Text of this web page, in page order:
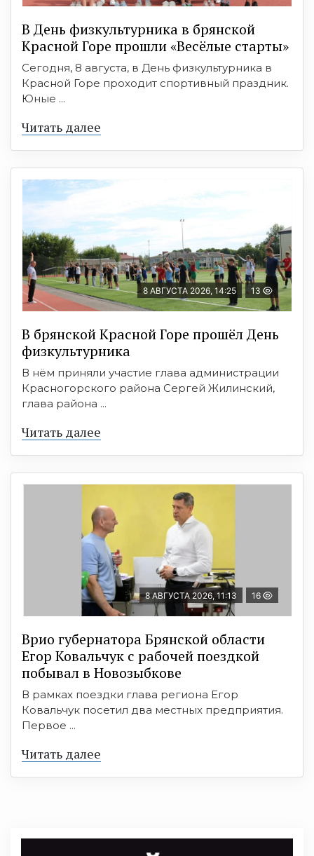
В День физкультурника в брянской
Красной Горе прошли «Весёлые старты»
Сегодня, 8 августа, в День физкультурника в
Красной Горе проходит спортивный праздник.
Юные ...
Читать далее
8 АВГУСТА 2026, 14:25 13
В брянской Красной Горе прошёл День
физкультурника
В нём приняли участие глава администрации
Красногорского района Сергей Жилинский,
глава района ...
Читать далее
8 АВГУСТА 2026, 11:13 16
Врио губернатора Брянской области
Егор Ковальчук с рабочей поездкой
побывал в Новозыбкове
В рамках поездки глава региона Егор
Ковальчук посетил два местных предприятия.
Первое ...
Читать далее